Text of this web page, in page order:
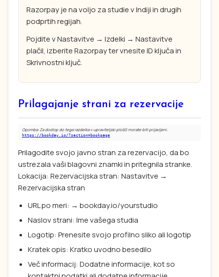
Razorpay je na voljo za studie v Indiji in drugih
podprtih regijah.
Pojdite v Nastavitve → Izdelki → Nastavitve
plačil, izberite Razorpay ter vnesite ID ključa in
Skrivnostni ključ.
Prilagajanje strani za rezervacije
Opomba: Za dostop do tega razdelka v upraviteljski plošči morate biti prijavljeni.
https://bookday.io/?section=bookpage
Prilagodite svojo javno stran za rezervacijo, da bo
ustrezala vaši blagovni znamki in pritegnila stranke.
Lokacija: Rezervacijska stran: Nastavitve →
Rezervacijska stran
URL po meri: → bookday.io/yourstudio
Naslov strani: Ime vašega studia
Logotip: Prenesite svojo profilno sliko ali logotip
Kratek opis: Kratko uvodno besedilo
Več informacij: Dodatne informacije, kot so